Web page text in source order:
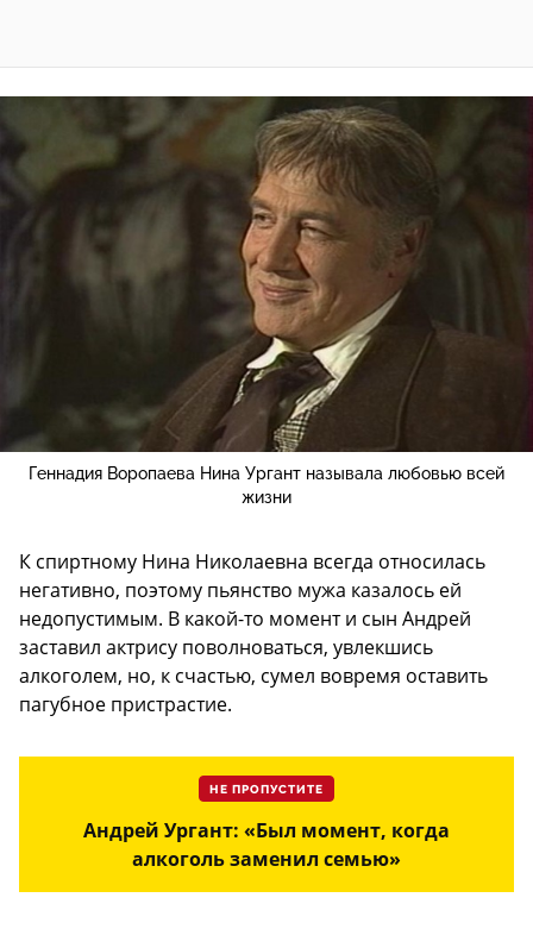
Геннадия Воропаева Нина Ургант называла любовью всей
жизни
К спиртному Нина Николаевна всегда относилась
негативно, поэтому пьянство мужа казалось ей
недопустимым. В какой-то момент и сын Андрей
заставил актрису поволноваться, увлекшись
алкоголем, но, к счастью, сумел вовремя оставить
пагубное пристрастие.
НЕ ПРОПУСТИТЕ
Андрей Ургант: «Был момент, когда
алкоголь заменил семью»